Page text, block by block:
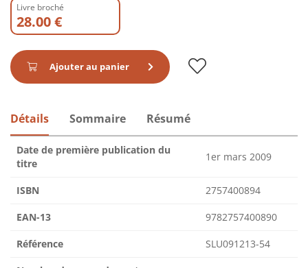
Livre broché
28.00 €
Ajouter au panier
Détails Sommaire Résumé
Date de première publication du
titre
1er mars 2009
ISBN 2757400894
EAN-13 9782757400890
Référence SLU091213-54